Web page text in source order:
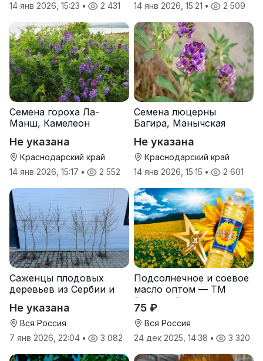
14 янв 2026, 15:23 • 2 431
14 янв 2026, 15:21 • 2 509
Семена гороха Ла-
Манш, Камелеон
Не указана
Краснодарский край
14 янв 2026, 15:17 • 2 552
Семена люцерны
Багира, Манычская
Не указана
Краснодарский край
14 янв 2026, 15:15 • 2 601
Саженцы плодовых
деревьев из Сербии и
Не указана
Вся Россия
7 янв 2026, 22:04 • 3 082
Подсолнечное и соевое
масло оптом — ТМ
Золотая Семечка
75 ₽
Вся Россия
24 дек 2025, 14:38 • 3 320